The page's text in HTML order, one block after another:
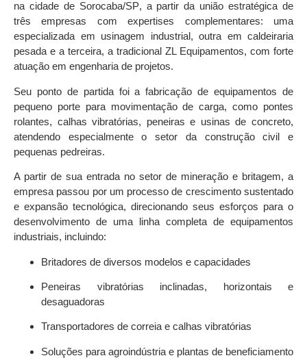
na cidade de Sorocaba/SP, a partir da união estratégica de
três empresas com expertises complementares: uma
especializada em usinagem industrial, outra em caldeiraria
pesadae a terceira, a tradicional ZL Equipamentos, com forte
atuação em engenharia de projetos.
Seu ponto de partida foi a fabricação deequipamentos de
pequeno porte para movimentação de carga, como pontes
rolantes, calhas vibratórias, peneiras e usinas de concreto,
atendendo especialmente o setor da construção civil e
pequenas pedreiras.
A partir de sua entrada no setor de mineração e britagem, a
empresa passou por um processo de crescimento sustentado
e expansão tecnológica, direcionando seus esforços para o
desenvolvimento de uma linha completa de equipamentos
industriais, incluindo:
Britadores de diversos modelos e capacidades
Peneiras vibratórias inclinadas, horizontais e
desaguadoras
Transportadores de correia e calhas vibratórias
Soluções para agroindústria e plantas de beneficiamento